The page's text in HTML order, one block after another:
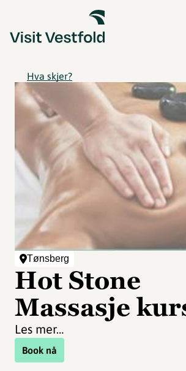
Hva skjer?
Tønsberg
Hot Stone
Massasje
Les mer…
Book nå